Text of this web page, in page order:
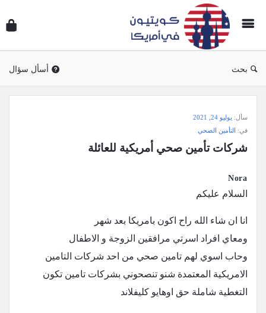
بحث أسأل سؤال
وجواب
أمريكا
الاحدث
سأل: يوليو 24, 2021
في: التأمين الصحي
شركات تأمين صحي أمريكية للعائلة
Nora
السلام عليكم
انا ان شاء الله راح اكون بامريكا بعد شهر
ومعاي افراد اسرتي مرافقين الزوجة و الاطفال
وحاب اسوي لهم تامين صحي من احد شركات التامين
الامريكية المعتمدة شنو تنصحوني بشركات تامين تكون
التغطية شاملة حق اوهايو كليفلاند